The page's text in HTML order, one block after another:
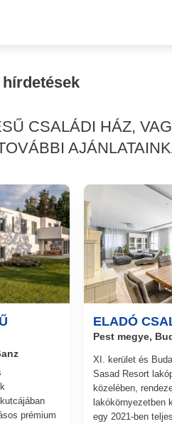
CSALÁDI HÁZ,
prémium
ELADÓ
Pest megye,
XI. kerület és
Sasad Resort
közelében,
lakókörnyezetben
egy 2021-ben